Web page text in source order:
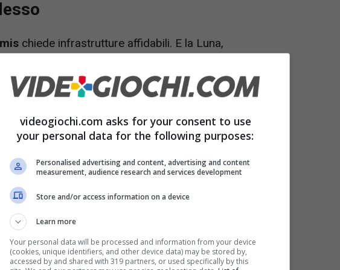
chiede infrastrutture affidabili. E la Luna,
crateri in ombra con
reali. Le nuove missioni puntano a quattro
e come estrarla senza sprechi. Non
piccoli impianti pilota. Secondo: provare
con batterie e accumuli termici capaci di
scompare e ogni watt conta. Terzo:
e navigazione, una sorta di “fari” locali per
lavorare con laregolite. Testare materiali,
polvere. La polvere lunare è fine come farina
videogiochi.com asks for your consent to use
your personal data for the following purposes:
Personalised advertising and content, advertising and content
measurement, audience research and services development
Store and/or access information on a device
Learn more
Your personal data will be processed and information from your device
(cookies, unique identifiers, and other device data) may be stored by,
accessed by and shared with 319 partners, or used specifically by this